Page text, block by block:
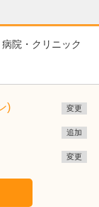
病院・クリニック
) 変更
追加
変更